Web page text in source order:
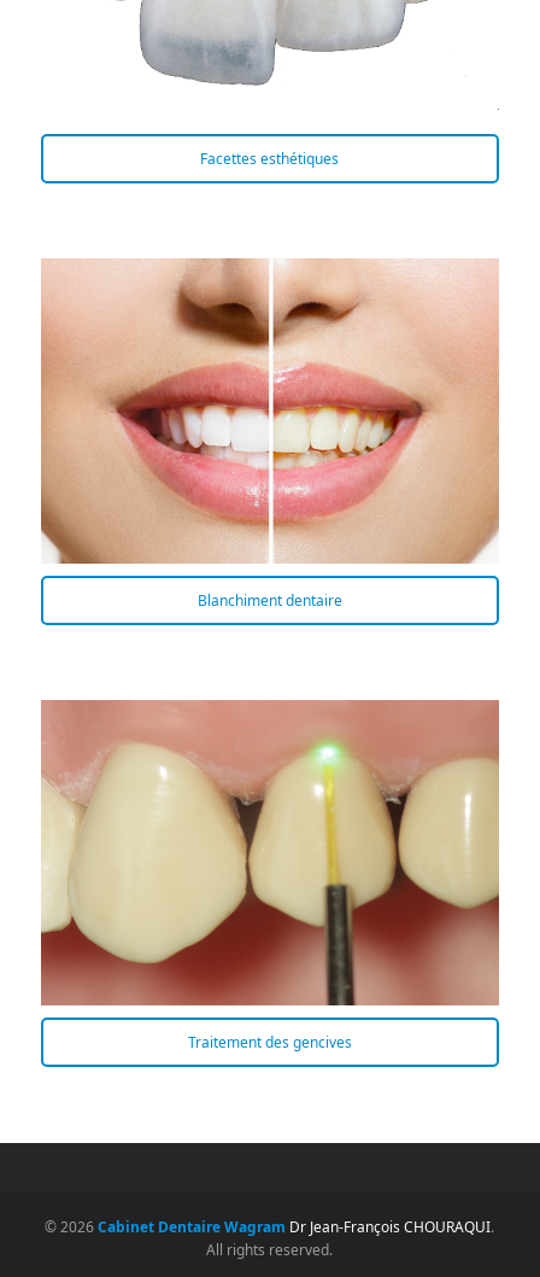
Facettes esthétiques
Blanchiment dentaire
Traitement des gencives
© 2026Cabinet Dentaire Wagram Dr Jean-François CHOURAQUI.
All rights reserved.